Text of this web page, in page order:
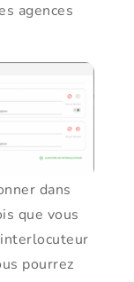
agences
dans
que vous
interlocuteur
pourrez